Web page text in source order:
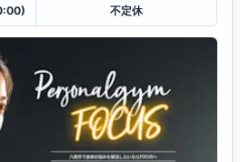
不定休